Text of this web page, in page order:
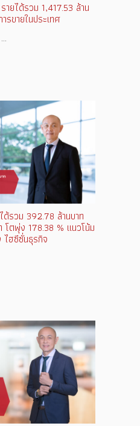
ยได้รวม 1,417.53 ล้าน
รขายในประเทศ
ด้รวม 392.78 ล้านบาท
โตพุ่ง 178.38 % แนวโน้ม
ไฮซีซั่นธุรกิจ